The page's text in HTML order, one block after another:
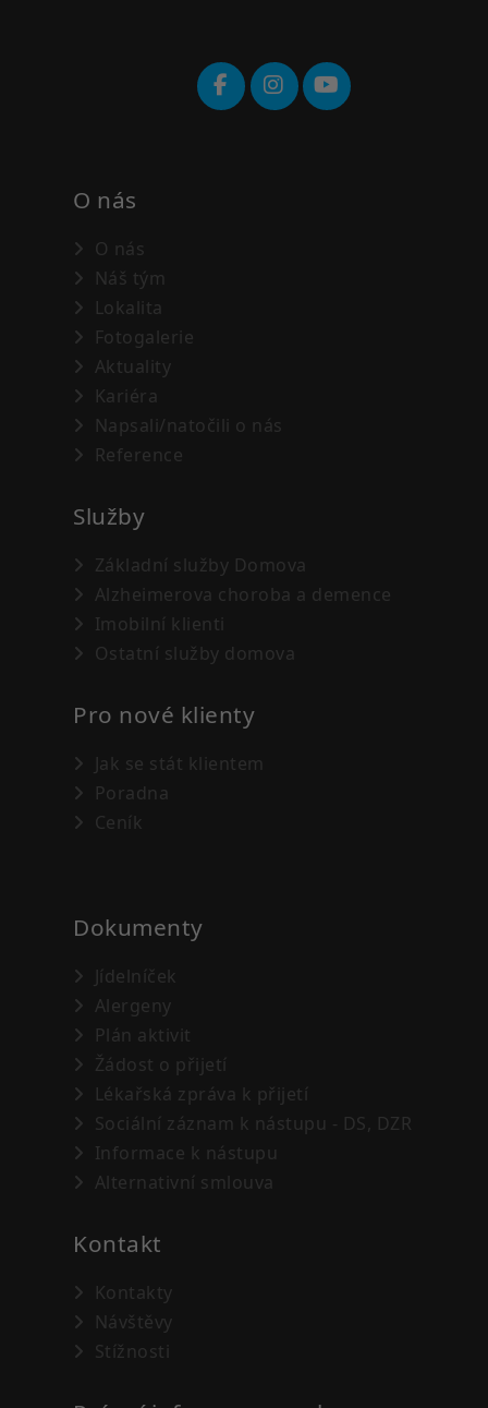
O nás
O nás
Náš tým
Lokalita
Fotogalerie
Aktuality
Kariéra
Napsali/natočili o nás
Reference
Služby
Základní služby Domova
Alzheimerova choroba a demence
Imobilní klienti
Ostatní služby domova
Pro nové klienty
Jak se stát klientem
Poradna
Ceník
Dokumenty
Jídelníček
Alergeny
Plán aktivit
Žádost o přijetí
Lékařská zpráva k přijetí
Sociální záznam k nástupu - DS, DZR
Informace k nástupu
Alternativní smlouva
Kontakt
Kontakty
Návštěvy
Stížnosti